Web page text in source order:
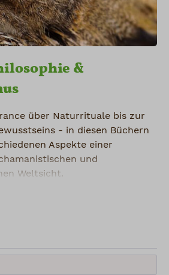
&
über Naturrituale bis zur
- in diesen Büchern
Aspekte einer
und
Weltsicht.